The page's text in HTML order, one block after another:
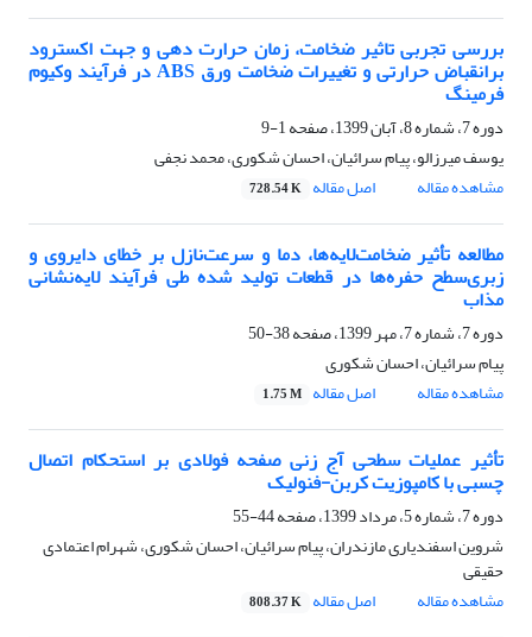
بررسی تجربی تاثیر ضخامت، زمان حرارت دهی و جهت اکسترود
برانقباض حرارتی و تغییرات ضخامت ورق ABS در فرآیند وکیوم
فرمینگ
دوره 7، شماره 8، آبان 1399، صفحه
1-9
یوسف میرزالو، پیام سرائیان، احسان شکوری، محمد نجفی
مشاهده مقاله
اصل مقاله 728.54 K
مطالعه تأثیر ضخامت‌لایه‌ها، دما و سرعت‌نازل بر خطای دایروی و
زبری‌سطح حفره‌ها در قطعات تولید شده طی فرآیند لایه‌نشانی
مذاب
دوره 7، شماره 7، مهر 1399، صفحه
38-50
پیام سرائیان، احسان شکوری
مشاهده مقاله
اصل مقاله 1.75 M
تأثیر عملیات سطحی آج زنی صفحه فولادی بر استحکام اتصال
چسبی با کامپوزیت کربن-فنولیک
دوره 7، شماره 5، مرداد 1399، صفحه
44-55
شروین اسفندیاری مازندران، پیام سرائیان، احسان شکوری، شهرام اعتمادی
حقیقی
مشاهده مقاله
اصل مقاله 808.37 K